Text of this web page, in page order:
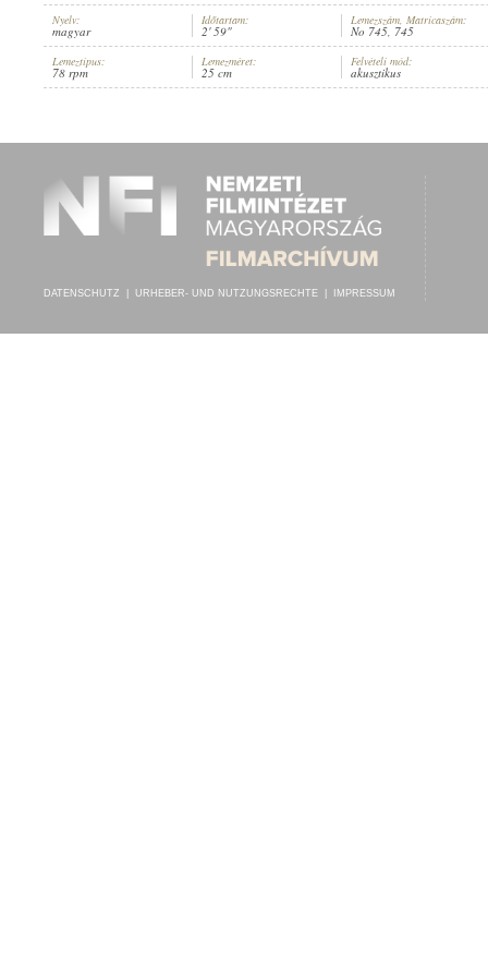
INTERPRET: SARKADI VILMOS,MÁRKUS ALFRÉD (ZONGORA)
Nyelv:
magyar
Időtartam:
2' 59"
Lemezszám, Matricaszám:
No 745, 745
Lemeztípus:
78 rpm
Lemezméret:
25 cm
Felvételi mód:
akusztikus
DATENSCHUTZ URHEBER- UND NUTZUNGSRECHTE IMPRESSUM